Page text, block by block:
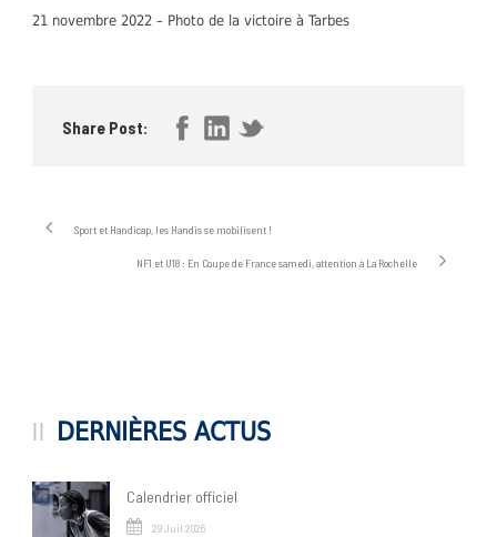
21 novembre 2022 – Photo de la victoire à Tarbes
Share Post:
Sport et Handicap, les Handis se mobilisent !
NF1 et U18 : En Coupe de France samedi, attention à La Rochelle
DERNIÈRES ACTUS
Calendrier officiel
29 Juil 2026